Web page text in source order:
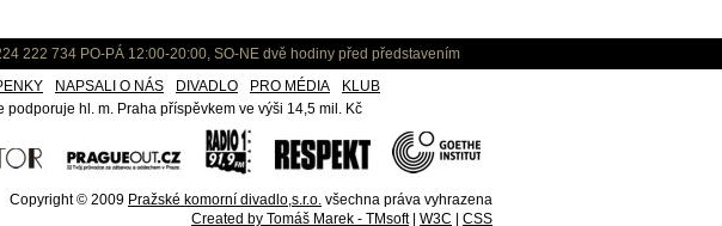
222 734 PO-PÁ 12:00-20:00, SO-NE dvě hodiny před představením
NAPSALI O NÁS DIVADLO PRO MÉDIA
KLUB
hl. m. Praha příspěvkem ve výši 14,5 mil. Kč
Copyright © 2009 Pražské komorní divadlo,s.r.o. všechna práva vyhrazena
Created by Tomáš Marek - TMsoft| W3C CSS